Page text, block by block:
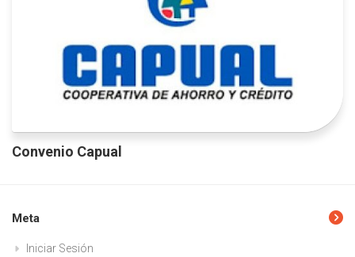
Convenio Capual
Meta
Iniciar Sesión